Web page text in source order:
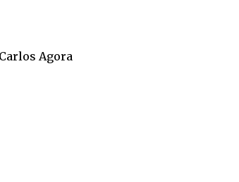
Agora